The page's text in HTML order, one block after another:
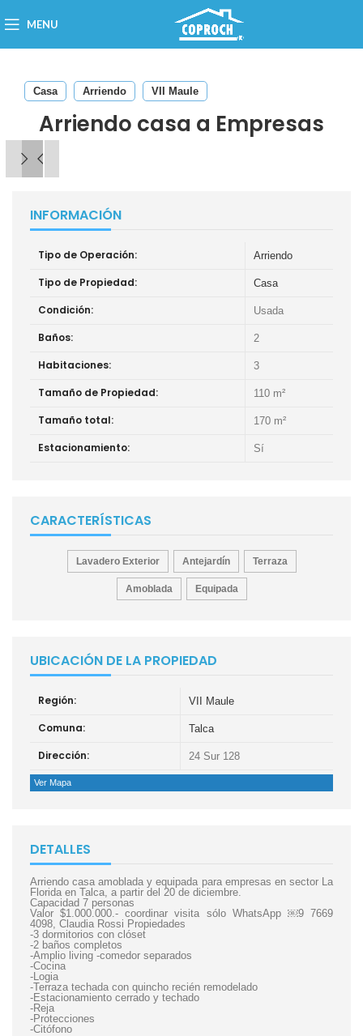
MENU
Casa Arriendo VII Maule
Arriendo casa a Empresas
INFORMACIÓN
Tipo de Operación: Arriendo
Tipo de Propiedad: Casa
Condición: Usada
Baños: 2
Habitaciones: 3
Tamaño de Propiedad: 110 m²
Tamaño total: 170 m²
Estacionamiento: Sí
CARACTERÍSTICAS
Lavadero Exterior Antejardín Terraza
Amoblada Equipada
UBICACIÓN DE LA PROPIEDAD
Región: VII Maule
Comuna: Talca
Dirección: 24 Sur 128
Ver Mapa
DETALLES
Arriendo casa amoblada y equipada para empresas en sector La
Florida en Talca, a partir del 20 de diciembre.
Capacidad 7 personas
Valor $1.000.000.- coordinar visita sólo WhatsApp ￼⁨9 7669
4098⁩, Claudia Rossi Propiedades
-3 dormitorios con clóset
-2 baños completos
-Amplio living -comedor separados
-Cocina
-Logia
-Terraza techada con quincho recién remodelado
-Estacionamiento cerrado y techado
-Reja
-Protecciones
-Citófono